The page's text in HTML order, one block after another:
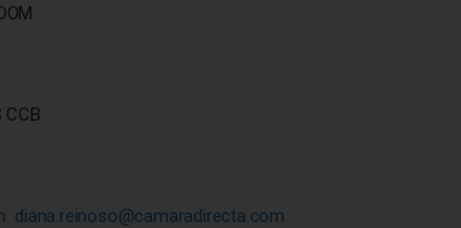
CCB
diana.reinoso@camaradirecta.com